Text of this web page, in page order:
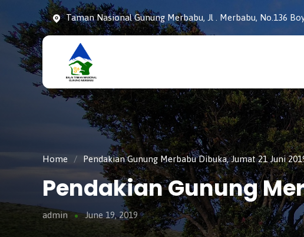
Taman Nasional Gunung Merbabu, Jl . Merbabu, No.136
Taman
Nasiona
Gunung
Merbabu
tngunungmerbabu,
tamannasional,
gunungmerbabu,
Home / Pendakian Gunung Merbabu Dibuka, Jumat 21 Juni
Pendakian Gunung
admin June 19, 2019